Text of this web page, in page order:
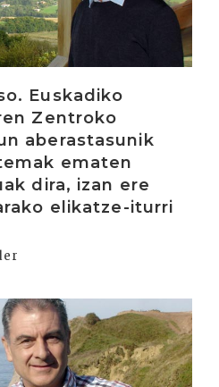
Euskadiko
Zentroko
aberastasunik
ematen
dira, izan ere
elikatze-iturri